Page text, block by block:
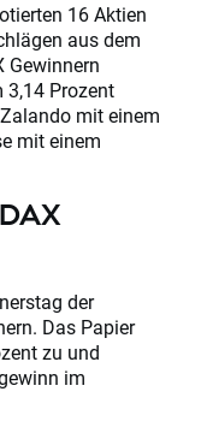
16 Aktien
aus dem
Gewinnern
3,14 Prozent
mit einem
mit einem
der
Das Papier
zu und
im